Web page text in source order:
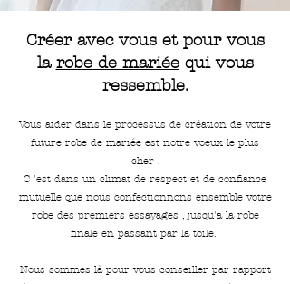
Créer avec vous et pour vous
la robe de mariéequi vous
ressemble.
Vous aider dans le processus de création de votre
future robe de mariée est notre voeux le plus
cher .
C 'est dans un climat de respect et de confiance
mutuelle que nous confectionnons ensemble votre
robe des premiers essayages , jusqu'a la robe
finale en passant par la toile.
Nous sommes là pour vous conseiller par rapport